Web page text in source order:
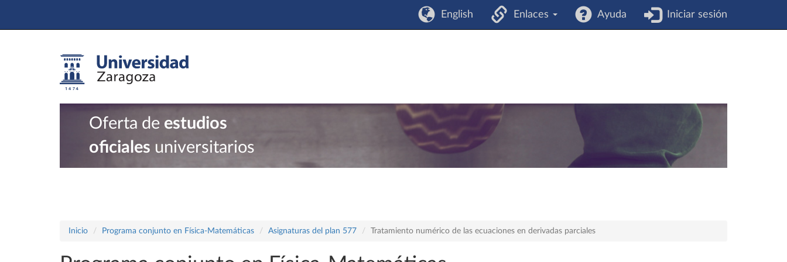
English Enlaces Ayuda Iniciar sesión
Oferta de estudios
oficiales universitarios
Inicio Programa conjunto en Física-Matemáticas Asignaturas del plan 577 Tratamiento numérico de las ecuaciones en derivadas parciales